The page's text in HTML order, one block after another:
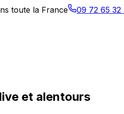
toute la France 09 72 65 32
et alentours